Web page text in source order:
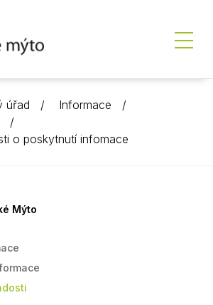
úřad
Informace
o poskytnutí infomace
Mýto